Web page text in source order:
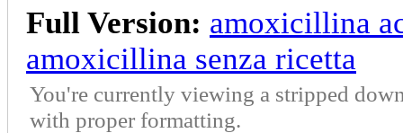
Full Version: amoxicillina
amoxicillina senza ricetta
You're currently viewing a stripped
with proper formatting.